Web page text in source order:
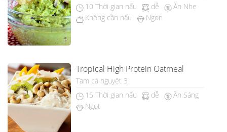
10 Thời gian nấu
dễ
Ăn Nhẹ
Không cần nấu
Ngon
Tropical High Protein Oatmeal
Tam cá nguyệt 3
15 Thời gian nấu
dễ
Ăn Sáng
Ngọt